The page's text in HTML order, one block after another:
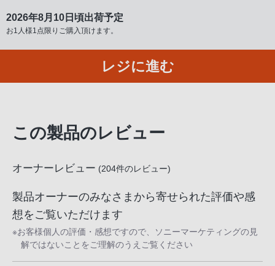
2026年8月10日頃出荷予定
お1人様1点限りご購入頂けます。
レジに進む
この製品のレビュー
オーナーレビュー (204件のレビュー)
製品オーナーのみなさまから寄せられた評価や感
想をご覧いただけます
※お客様個人の評価・感想ですので、ソニーマーケティングの見
解ではないことをご理解のうえご覧ください